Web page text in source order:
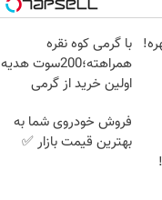
با گرمی کوه نقره
همراهته؛200سوت هدیه
اولین خرید از گرمی
فروش خودروی شما به
بهترین قیمت بازار ✅